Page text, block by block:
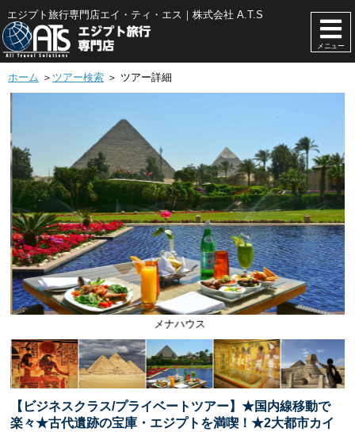
エジプト旅行専門店エイ・ティ・エス｜株式会社 A.T.S
メニュー
ホーム ＞ ツアー検索 ＞ ツアー詳細
メナハウス
【ビジネスクラス/プライベートツアー】★国内線移動で
楽々★古代遺跡の宝庫・エジプトを満喫！★2大都市カイ